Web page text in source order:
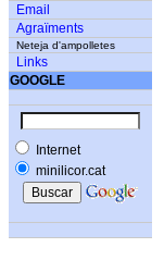
Email
Agraïments
Neteja d'ampolletes
Links
GOOGLE
Internet
minilicor.cat